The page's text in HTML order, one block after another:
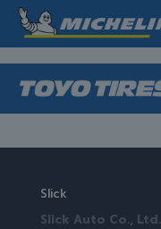
Slick
Slick Auto Co., Ltd.